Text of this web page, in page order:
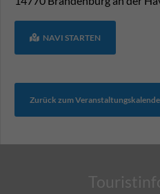
NAVI STARTEN
Zurück zum